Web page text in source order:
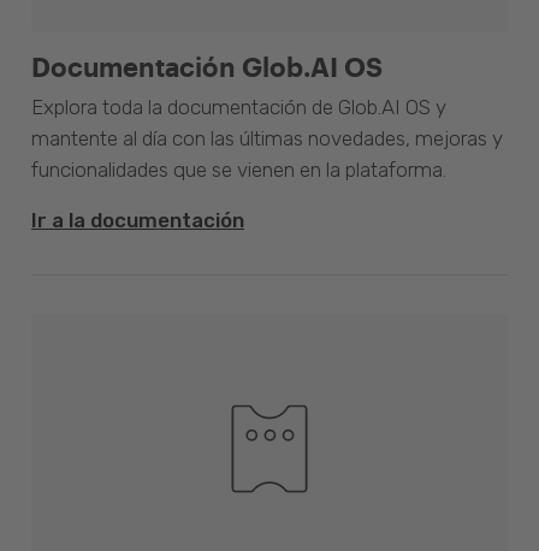
Documentación Glob.AI OS
Explora toda la documentación de Glob.AI OS y
mantente al día con las últimas novedades, mejoras y
funcionalidades que se vienen en la plataforma.
Ir a la documentación